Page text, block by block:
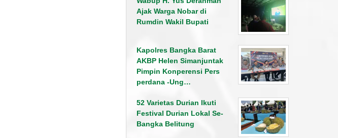
Ajak Warga Nobar di
Rumdin Wakil Bupati
Kapolres Bangka Barat
AKBP Helen Simanjuntak
Pimpin Konperensi Pers
perdana -Ung…
52 Varietas Durian Ikuti
Festival Durian Lokal Se-
Bangka Belitung